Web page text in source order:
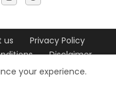
us
Privacy Policy
Disclaimer
Rights Reserved
your experience.